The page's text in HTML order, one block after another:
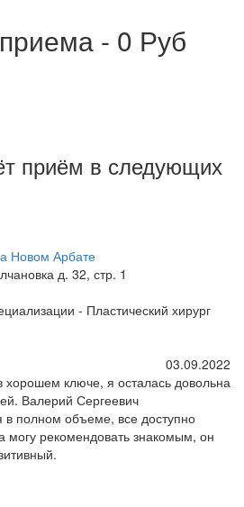
- 0 Руб
приём в следующих
Новом Арбате
д. 32, стр. 1
- Пластический хирург
03.09.2022
хорошем ключе, я осталась довольна
Валерий Сергеевич
в полном объеме, все доступно
могу рекомендовать знакомым, он